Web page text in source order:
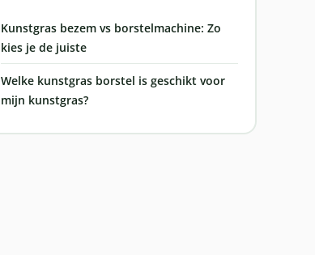
Kunstgras bezem vs borstelmachine: Zo
kies je de juiste
Welke kunstgras borstel is geschikt voor
mijn kunstgras?